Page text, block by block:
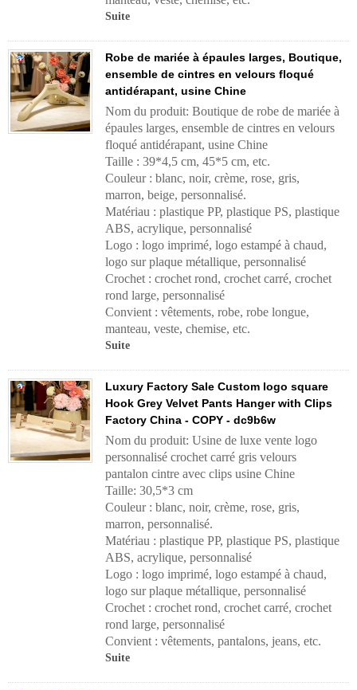
Suite
Robe de mariée à épaules larges, Boutique,
ensemble de cintres en velours floqué
antidérapant, usine Chine
Nom du produit: Boutique de robe de mariée à
épaules larges, ensemble de cintres en velours
floqué antidérapant, usine Chine
Taille : 39*4,5 cm, 45*5 cm, etc.
Couleur : blanc, noir, crème, rose, gris,
marron, beige, personnalisé.
Matériau : plastique PP, plastique PS, plastique
ABS, acrylique, personnalisé
Logo : logo imprimé, logo estampé à chaud,
logo sur plaque métallique, personnalisé
Crochet : crochet rond, crochet carré, crochet
rond large, personnalisé
Convient : vêtements, robe, robe longue,
manteau, veste, chemise, etc.
Suite
Luxury Factory Sale Custom logo square
Hook Grey Velvet Pants Hanger with Clips
Factory China - COPY - dc9b6w
Nom du produit: Usine de luxe vente logo
personnalisé crochet carré gris velours
pantalon cintre avec clips usine Chine
Taille: 30,5*3 cm
Couleur : blanc, noir, crème, rose, gris,
marron, personnalisé.
Matériau : plastique PP, plastique PS, plastique
ABS, acrylique, personnalisé
Logo : logo imprimé, logo estampé à chaud,
logo sur plaque métallique, personnalisé
Crochet : crochet rond, crochet carré, crochet
rond large, personnalisé
Convient : vêtements, pantalons, jeans, etc.
Suite